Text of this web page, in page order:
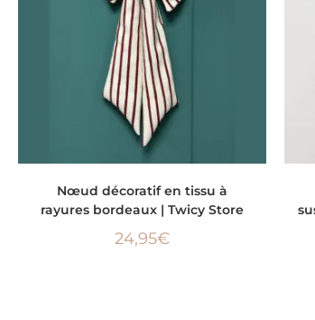
Nœud décoratif en tissu à
rayures bordeaux | Twicy Store
24,95€